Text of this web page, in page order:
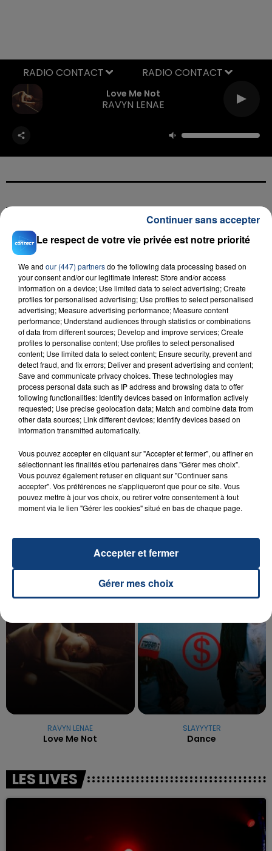
Love Me Not
RAVYN LENAE
RADIO CONTACT
23 juillet 2026
INCENDIE MORTEL À LENS : UNE FEMME ET
SON BÉBÉ ENTRE LA VIE ET LA...
Un homme s'est immolé par le feu après avoir
aspergé sa compagne et leur bébé de trois mois
d'un liquide inflammable.
20 juillet 2026
UNE ADOLESCENTE DEVANT SE FAIRE
OPÉRER DE LA CHEVILLE RESSORT DE LA...
reconnu sa responsabilité et présenté ses
TITRES DIFFUSÉS
RAVYN LENAE
Love Me Not
SLAYYYTER
Dance
LES LIVES
Le respect de votre vie privée est notre priorité
We and our (447) partnersdo the following data processing based on
your consent and/or our legitimate interest: Store and/or access
information on a device; Use limited data to select advertising; Create
profiles for personalised advertising; Use profiles to select personalised
advertising; Measure advertising performance; Measure content
performance; Understand audiences through statistics or combinations
of data from different sources; Develop and improve services; Create
profiles to personalise content; Use profiles to select personalised
content; Use limited data to select content; Ensure security, prevent and
detect fraud, and fix errors; Deliver and present advertising and content;
Save and communicate privacy choices. These technologies may
process personal data such as IP address and browsing data to offer
following functionalities: Identify devices based on information actively
requested; Use precise geolocation data; Match and combine data from
other data sources; Link different devices; Identify devices based on
information transmitted automatically.
Vous pouvez accepter en cliquant sur "Accepter et fermer", ou affiner en
sélectionnant les finalités et/ou partenaires dans "Gérer mes choix".
Vous pouvez également refuser en cliquant sur "Continuer sans
accepter". Vos préférences ne s'appliqueront que pour ce site. Vous
pouvez mettre à jour vos choix, ou retirer votre consentement à tout
moment via le lien "Gérer les cookies" situé en bas de chaque page.
Gérer mes choix
Accepter et fermer
Continuer sans accepter